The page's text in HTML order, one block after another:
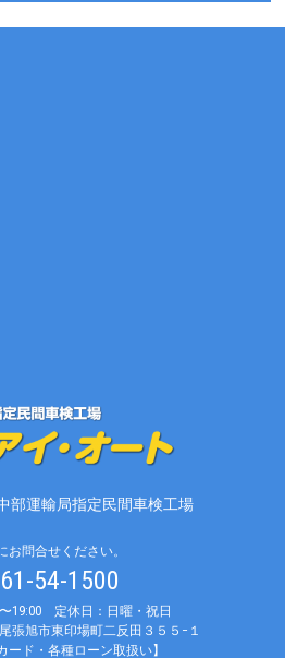
部運輸局指定民間車検工場
お問合せください。
54-1500
19:00 定休日：日曜・祝日
張旭市東印場町二反田３５５−１
ード・各種ローン取扱い】